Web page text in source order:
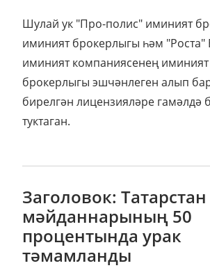
Шулай ук "Про-полис" иминият
иминият брокерлыгы һәм "Роста"
иминият компаниясенең иминият
брокерлыгы эшчәнлеген алып
бирелгән лицензияләре гамәлдә
туктаган.
Заголовок: Татарстан
мәйданнарының 50
процентында урак
тәмамланды